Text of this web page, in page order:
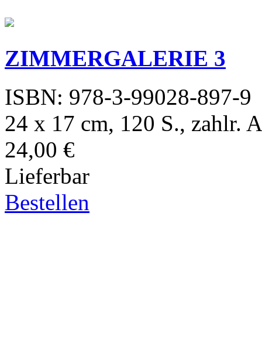
ZIMMERGALERIE 3
ISBN: 978-3-99028-897-9
24 x 17 cm, 120 S., zahlr.
24,00 €
Lieferbar
Bestellen